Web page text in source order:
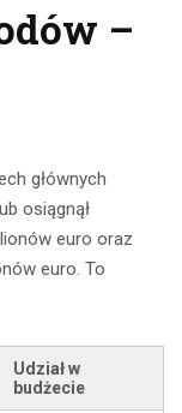
–
głównych
osiągnął
euro oraz
euro. To
Udział w
budżecie